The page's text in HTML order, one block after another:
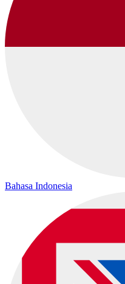
Bahasa Indonesia